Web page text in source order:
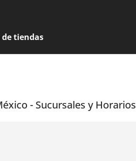
tiendas
- Sucursales y Horarios